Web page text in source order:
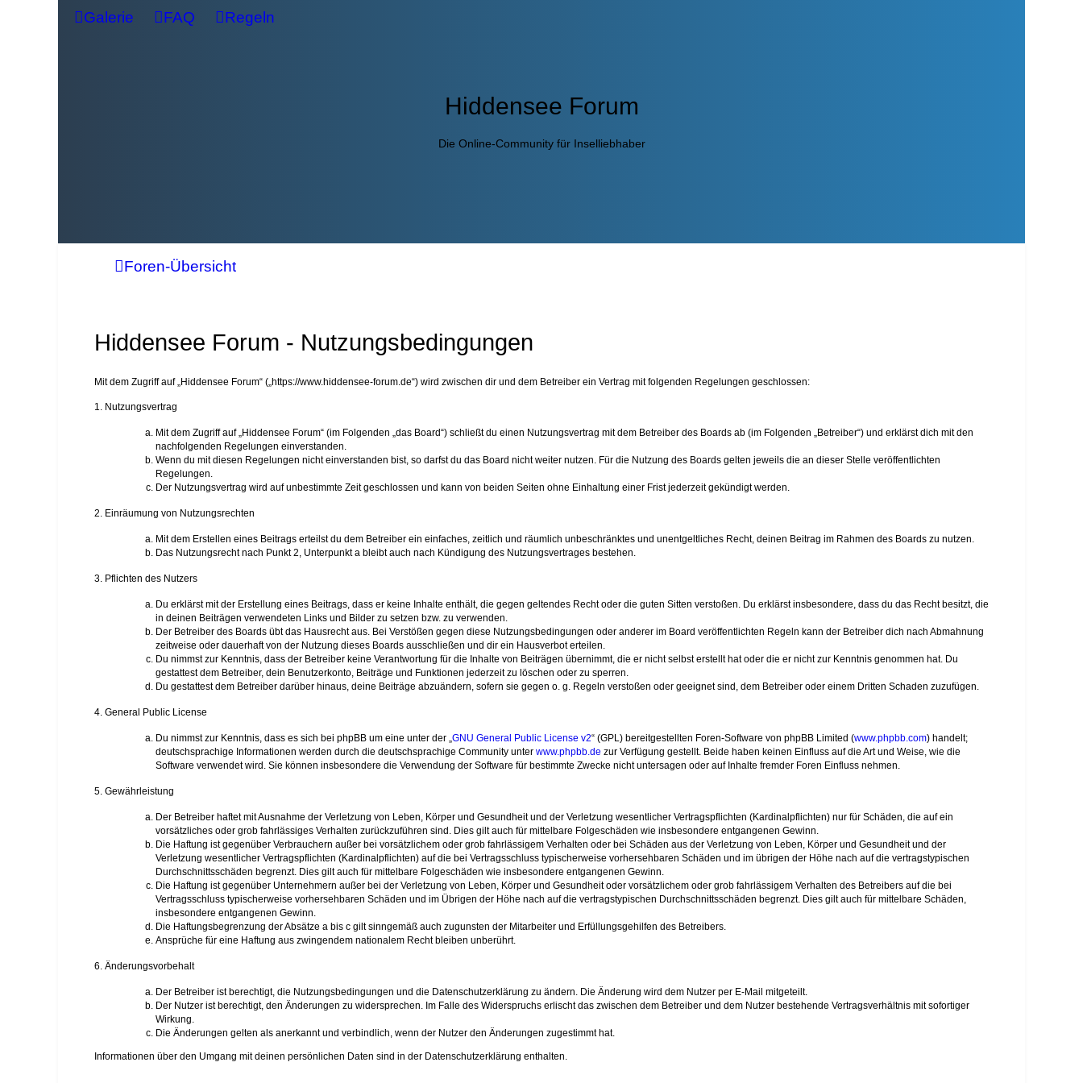
Galerie FAQ Regeln
Hiddensee Forum
Die Online-Community für Inselliebhaber
Foren-Übersicht
Hiddensee Forum - Nutzungsbedingungen
Mit dem Zugriff auf „Hiddensee Forum“ („https://www.hiddensee-forum.de“) wird zwischen dir und dem Betreiber ein Vertrag mit folgenden Regelungen geschlossen:
1. Nutzungsvertrag
Mit dem Zugriff auf „Hiddensee Forum“ (im Folgenden „das Board“) schließt du einen Nutzungsvertrag mit dem Betreiber des Boards ab (im Folgenden „Betreiber“) und erklärst dich mit den
nachfolgenden Regelungen einverstanden.
Wenn du mit diesen Regelungen nicht einverstanden bist, so darfst du das Board nicht weiter nutzen. Für die Nutzung des Boards gelten jeweils die an dieser Stelle veröffentlichten
Regelungen.
Der Nutzungsvertrag wird auf unbestimmte Zeit geschlossen und kann von beiden Seiten ohne Einhaltung einer Frist jederzeit gekündigt werden.
2. Einräumung von Nutzungsrechten
Mit dem Erstellen eines Beitrags erteilst du dem Betreiber ein einfaches, zeitlich und räumlich unbeschränktes und unentgeltliches Recht, deinen Beitrag im Rahmen des Boards zu nutzen.
Das Nutzungsrecht nach Punkt 2, Unterpunkt a bleibt auch nach Kündigung des Nutzungsvertrages bestehen.
3. Pflichten des Nutzers
Du erklärst mit der Erstellung eines Beitrags, dass er keine Inhalte enthält, die gegen geltendes Recht oder die guten Sitten verstoßen. Du erklärst insbesondere, dass du das Recht besitzt, die
in deinen Beiträgen verwendeten Links und Bilder zu setzen bzw. zu verwenden.
Der Betreiber des Boards übt das Hausrecht aus. Bei Verstößen gegen diese Nutzungsbedingungen oder anderer im Board veröffentlichten Regeln kann der Betreiber dich nach Abmahnung
zeitweise oder dauerhaft von der Nutzung dieses Boards ausschließen und dir ein Hausverbot erteilen.
Du nimmst zur Kenntnis, dass der Betreiber keine Verantwortung für die Inhalte von Beiträgen übernimmt, die er nicht selbst erstellt hat oder die er nicht zur Kenntnis genommen hat. Du
gestattest dem Betreiber, dein Benutzerkonto, Beiträge und Funktionen jederzeit zu löschen oder zu sperren.
Du gestattest dem Betreiber darüber hinaus, deine Beiträge abzuändern, sofern sie gegen o. g. Regeln verstoßen oder geeignet sind, dem Betreiber oder einem Dritten Schaden zuzufügen.
4. General Public License
Du nimmst zur Kenntnis, dass es sich bei phpBB um eine unter der „GNU General Public License v2“ (GPL) bereitgestellten Foren-Software von phpBB Limited (www.phpbb.com) handelt;
deutschsprachige Informationen werden durch die deutschsprachige Community unter www.phpbb.de zur Verfügung gestellt. Beide haben keinen Einfluss auf die Art und Weise, wie die
Software verwendet wird. Sie können insbesondere die Verwendung der Software für bestimmte Zwecke nicht untersagen oder auf Inhalte fremder Foren Einfluss nehmen.
5. Gewährleistung
Der Betreiber haftet mit Ausnahme der Verletzung von Leben, Körper und Gesundheit und der Verletzung wesentlicher Vertragspflichten (Kardinalpflichten) nur für Schäden, die auf ein
vorsätzliches oder grob fahrlässiges Verhalten zurückzuführen sind. Dies gilt auch für mittelbare Folgeschäden wie insbesondere entgangenen Gewinn.
Die Haftung ist gegenüber Verbrauchern außer bei vorsätzlichem oder grob fahrlässigem Verhalten oder bei Schäden aus der Verletzung von Leben, Körper und Gesundheit und der
Verletzung wesentlicher Vertragspflichten (Kardinalpflichten) auf die bei Vertragsschluss typischerweise vorhersehbaren Schäden und im übrigen der Höhe nach auf die vertragstypischen
Durchschnittsschäden begrenzt. Dies gilt auch für mittelbare Folgeschäden wie insbesondere entgangenen Gewinn.
Die Haftung ist gegenüber Unternehmern außer bei der Verletzung von Leben, Körper und Gesundheit oder vorsätzlichem oder grob fahrlässigem Verhalten des Betreibers auf die bei
Vertragsschluss typischerweise vorhersehbaren Schäden und im Übrigen der Höhe nach auf die vertragstypischen Durchschnittsschäden begrenzt. Dies gilt auch für mittelbare Schäden,
insbesondere entgangenen Gewinn.
Die Haftungsbegrenzung der Absätze a bis c gilt sinngemäß auch zugunsten der Mitarbeiter und Erfüllungsgehilfen des Betreibers.
Ansprüche für eine Haftung aus zwingendem nationalem Recht bleiben unberührt.
6. Änderungsvorbehalt
Der Betreiber ist berechtigt, die Nutzungsbedingungen und die Datenschutzerklärung zu ändern. Die Änderung wird dem Nutzer per E-Mail mitgeteilt.
Der Nutzer ist berechtigt, den Änderungen zu widersprechen. Im Falle des Widerspruchs erlischt das zwischen dem Betreiber und dem Nutzer bestehende Vertragsverhältnis mit sofortiger
Wirkung.
Die Änderungen gelten als anerkannt und verbindlich, wenn der Nutzer den Änderungen zugestimmt hat.
Informationen über den Umgang mit deinen persönlichen Daten sind in der Datenschutzerklärung enthalten.